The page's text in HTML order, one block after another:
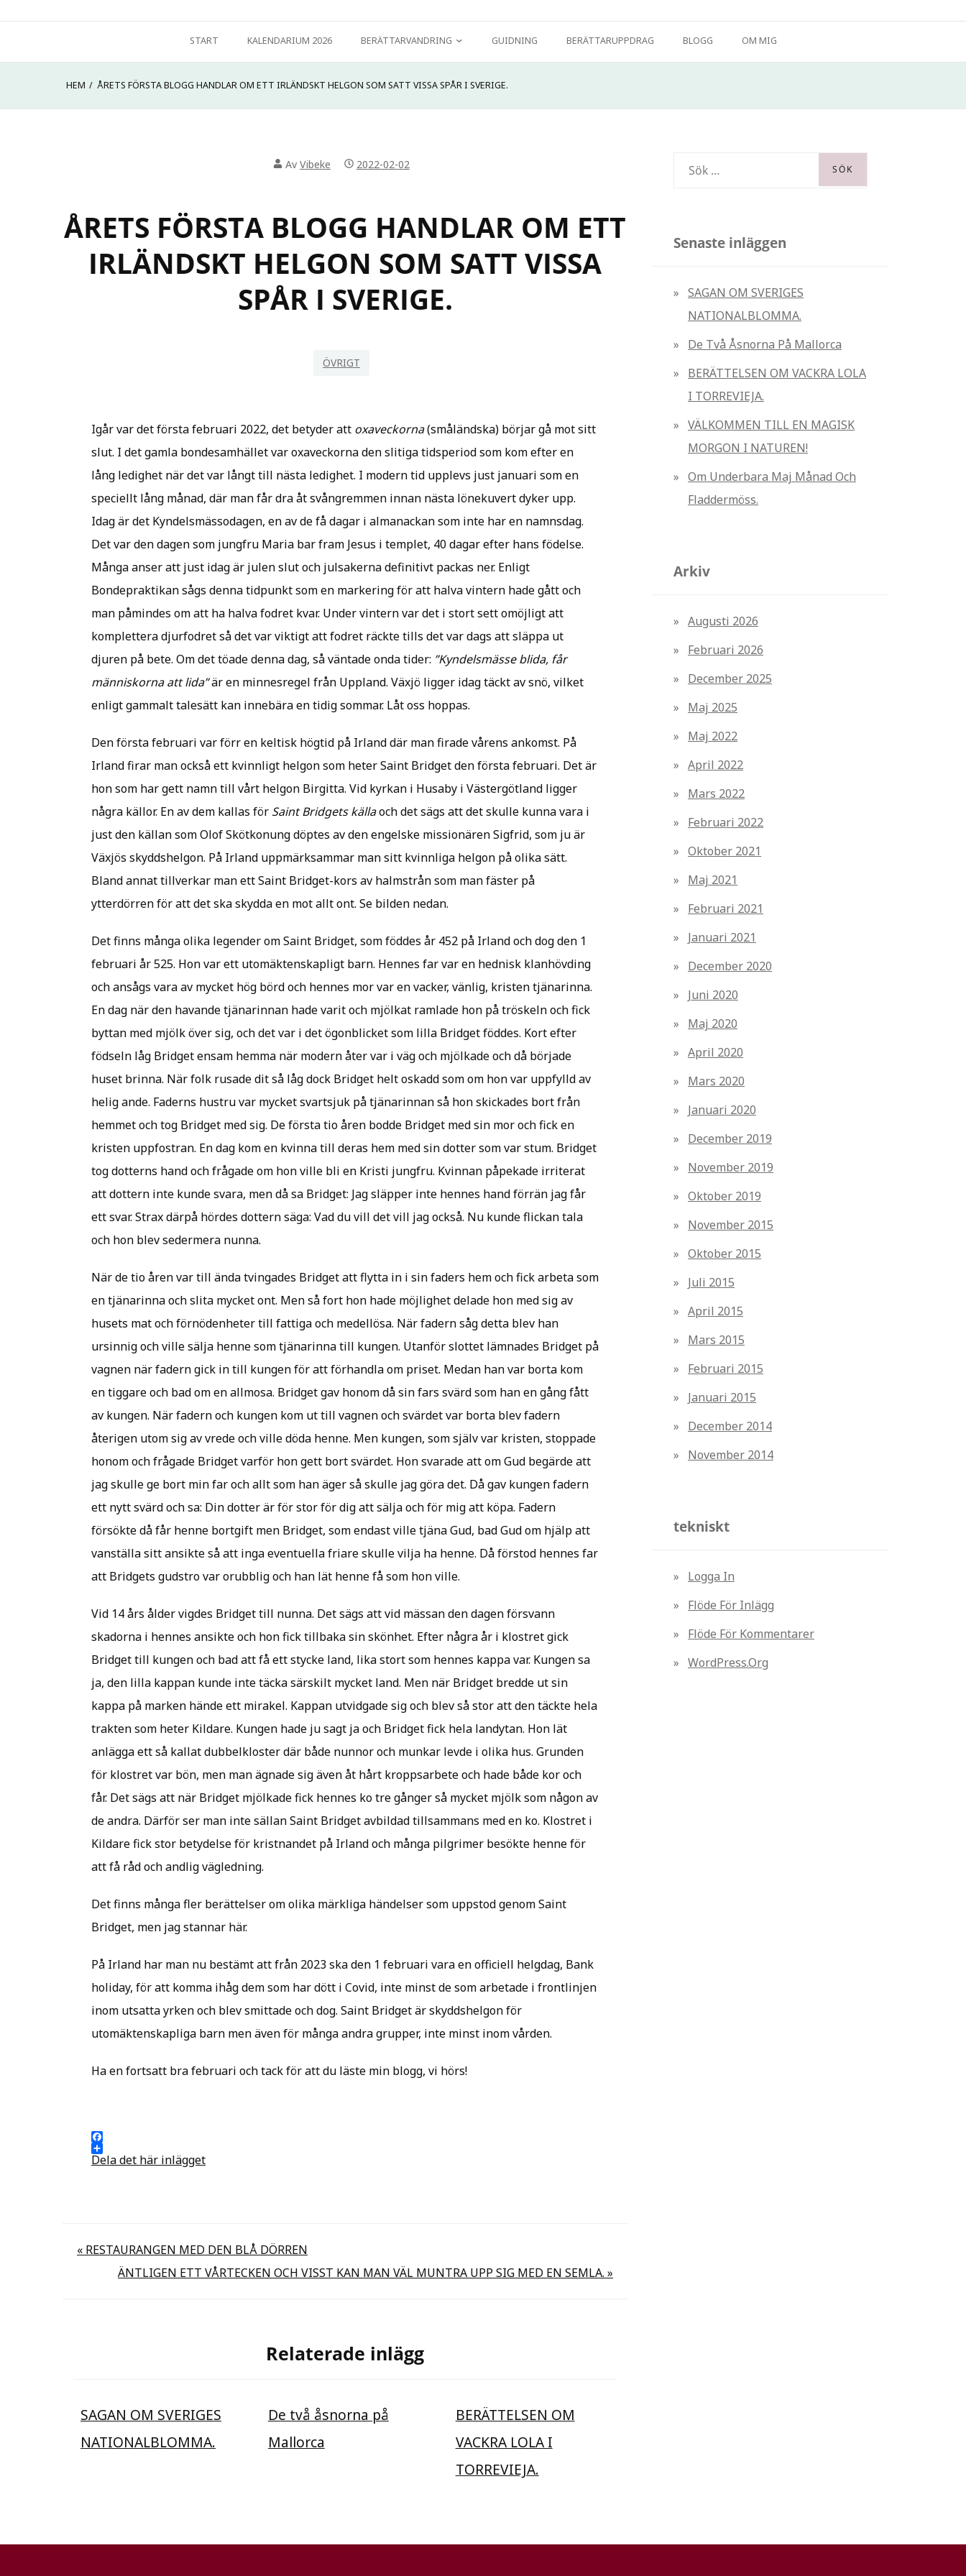
Ad Metam – Storytelling
START KALENDARIUM 2026 BERÄTTARVANDRING
BERÄTTARVANDRING FÖR
TROLLBERGET
BJURKÄRR
BERÄTTARVANDRING I
TELEBORGS SLOTTSPARK.
GUIDNING BERÄTTARUPPDRAG BLOGG OM MIG
HEM ÅRETS FÖRSTA BLOGG HANDLAR OM ETT IRLÄNDSKT HELGON SOM SATT VISSA SPÅR I SVERIGE.
Av Vibeke 2022-02-02
ÅRETS FÖRSTA BLOGG HANDLAR OM ETT
IRLÄNDSKT HELGON SOM SATT VISSA
SPÅR I SVERIGE.
ÖVRIGT
Igår var det första februari 2022, det betyder att oxaveckorna(småländska) börjar gå mot sitt
slut. I det gamla bondesamhället var oxaveckorna den slitiga tidsperiod som kom efter en
lång ledighet när det var långt till nästa ledighet. I modern tid upplevs just januari som en
speciellt lång månad, där man får dra åt svångremmen innan nästa lönekuvert dyker upp.
Idag är det Kyndelsmässodagen, en av de få dagar i almanackan som inte har en namnsdag.
Det var den dagen som jungfru Maria bar fram Jesus i templet, 40 dagar efter hans födelse.
Många anser att just idag är julen slut och julsakerna definitivt packas ner. Enligt
Bondepraktikan sågs denna tidpunkt som en markering för att halva vintern hade gått och
man påmindes om att ha halva fodret kvar. Under vintern var det i stort sett omöjligt att
komplettera djurfodret så det var viktigt att fodret räckte tills det var dags att släppa ut
djuren på bete. Om det töade denna dag, så väntade onda tider: ”Kyndelsmässe blida, får
människorna att lida”är en minnesregel från Uppland. Växjö ligger idag täckt av snö, vilket
enligt gammalt talesätt kan innebära en tidig sommar. Låt oss hoppas.
Den första februari var förr en keltisk högtid på Irland där man firade vårens ankomst. På
Irland firar man också ett kvinnligt helgon som heter Saint Bridget den första februari. Det är
hon som har gett namn till vårt helgon Birgitta. Vid kyrkan i Husaby i Västergötland ligger
några källor. En av dem kallas för Saint Bridgets källaoch det sägs att det skulle kunna vara i
just den källan som Olof Skötkonung döptes av den engelske missionären Sigfrid, som ju är
Växjös skyddshelgon. På Irland uppmärksammar man sitt kvinnliga helgon på olika sätt.
Bland annat tillverkar man ett Saint Bridget-kors av halmstrån som man fäster på
ytterdörren för att det ska skydda en mot allt ont. Se bilden nedan.
Det finns många olika legender om Saint Bridget, som föddes år 452 på Irland och dog den 1
februari år 525. Hon var ett utomäktenskapligt barn. Hennes far var en hednisk klanhövding
och ansågs vara av mycket hög börd och hennes mor var en vacker, vänlig, kristen tjänarinna.
En dag när den havande tjänarinnan hade varit och mjölkat ramlade hon på tröskeln och fick
byttan med mjölk över sig, och det var i det ögonblicket som lilla Bridget föddes. Kort efter
födseln låg Bridget ensam hemma när modern åter var i väg och mjölkade och då började
huset brinna. När folk rusade dit så låg dock Bridget helt oskadd som om hon var uppfylld av
helig ande. Faderns hustru var mycket svartsjuk på tjänarinnan så hon skickades bort från
hemmet och tog Bridget med sig. De första tio åren bodde Bridget med sin mor och fick en
kristen uppfostran. En dag kom en kvinna till deras hem med sin dotter som var stum. Bridget
tog dotterns hand och frågade om hon ville bli en Kristi jungfru. Kvinnan påpekade irriterat
att dottern inte kunde svara, men då sa Bridget: Jag släpper inte hennes hand förrän jag får
ett svar. Strax därpå hördes dottern säga: Vad du vill det vill jag också. Nu kunde flickan tala
och hon blev sedermera nunna.
När de tio åren var till ända tvingades Bridget att flytta in i sin faders hem och fick arbeta som
en tjänarinna och slita mycket ont. Men så fort hon hade möjlighet delade hon med sig av
husets mat och förnödenheter till fattiga och medellösa. När fadern såg detta blev han
ursinnig och ville sälja henne som tjänarinna till kungen. Utanför slottet lämnades Bridget på
vagnen när fadern gick in till kungen för att förhandla om priset. Medan han var borta kom
en tiggare och bad om en allmosa. Bridget gav honom då sin fars svärd som han en gång fått
av kungen. När fadern och kungen kom ut till vagnen och svärdet var borta blev fadern
återigen utom sig av vrede och ville döda henne. Men kungen, som själv var kristen, stoppade
honom och frågade Bridget varför hon gett bort svärdet. Hon svarade att om Gud begärde att
jag skulle ge bort min far och allt som han äger så skulle jag göra det. Då gav kungen fadern
ett nytt svärd och sa: Din dotter är för stor för dig att sälja och för mig att köpa. Fadern
försökte då får henne bortgift men Bridget, som endast ville tjäna Gud, bad Gud om hjälp att
vanställa sitt ansikte så att inga eventuella friare skulle vilja ha henne. Då förstod hennes far
att Bridgets gudstro var orubblig och han lät henne få som hon ville.
Vid 14 års ålder vigdes Bridget till nunna. Det sägs att vid mässan den dagen försvann
skadorna i hennes ansikte och hon fick tillbaka sin skönhet. Efter några år i klostret gick
Bridget till kungen och bad att få ett stycke land, lika stort som hennes kappa var. Kungen sa
ja, den lilla kappan kunde inte täcka särskilt mycket land. Men när Bridget bredde ut sin
kappa på marken hände ett mirakel. Kappan utvidgade sig och blev så stor att den täckte hela
trakten som heter Kildare. Kungen hade ju sagt ja och Bridget fick hela landytan. Hon lät
anlägga ett så kallat dubbelkloster där både nunnor och munkar levde i olika hus. Grunden
för klostret var bön, men man ägnade sig även åt hårt kroppsarbete och hade både kor och
får. Det sägs att när Bridget mjölkade fick hennes ko tre gånger så mycket mjölk som någon av
de andra. Därför ser man inte sällan Saint Bridget avbildad tillsammans med en ko. Klostret i
Kildare fick stor betydelse för kristnandet på Irland och många pilgrimer besökte henne för
att få råd och andlig vägledning.
Det finns många fler berättelser om olika märkliga händelser som uppstod genom Saint
Bridget, men jag stannar här.
På Irland har man nu bestämt att från 2023 ska den 1 februari vara en officiell helgdag, Bank
holiday, för att komma ihåg dem som har dött i Covid, inte minst de som arbetade i frontlinjen
inom utsatta yrken och blev smittade och dog. Saint Bridget är skyddshelgon för
utomäktenskapliga barn men även för många andra grupper, inte minst inom vården.
Ha en fortsatt bra februari och tack för att du läste min blogg, vi hörs!
Facebook
Dela det här inlägget
Inläggsnavigering
« RESTAURANGEN MED DEN BLÅ DÖRREN
ÄNTLIGEN ETT VÅRTECKEN OCH VISST KAN MAN VÄL MUNTRA UPP SIG MED EN SEMLA. »
Relaterade inlägg
SAGAN OM SVERIGES
NATIONALBLOMMA.
De två åsnorna på
Mallorca
BERÄTTELSEN OM
VACKRA LOLA I
TORREVIEJA.
e
:
Senaste inläggen
SAGAN OM SVERIGES
NATIONALBLOMMA.
De Två Åsnorna På Mallorca
BERÄTTELSEN OM VACKRA LOLA
I TORREVIEJA.
VÄLKOMMEN TILL EN MAGISK
MORGON I NATUREN!
Om Underbara Maj Månad Och
Fladdermöss.
Arkiv
Augusti 2026
Februari 2026
December 2025
Maj 2025
Maj 2022
April 2022
Mars 2022
Februari 2022
Oktober 2021
Maj 2021
Februari 2021
Januari 2021
December 2020
Juni 2020
Maj 2020
April 2020
Mars 2020
Januari 2020
December 2019
November 2019
Oktober 2019
November 2015
Oktober 2015
Juli 2015
April 2015
Mars 2015
Februari 2015
Januari 2015
December 2014
November 2014
tekniskt
Logga In
Flöde För Inlägg
Flöde För Kommentarer
WordPress.org